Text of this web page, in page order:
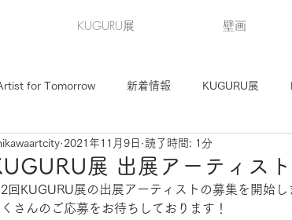
KUGURU展 壁画
for Tomorrow 新着情報 KUGURU展
展（2） 第3回KUGURU展 第3回KUGURU展
展 出展アーティスト
2021年11月9日 読了時間: 1分
回KUGURU展の出展アーティストの募集を開始し
さんのご応募をお待ちしております！